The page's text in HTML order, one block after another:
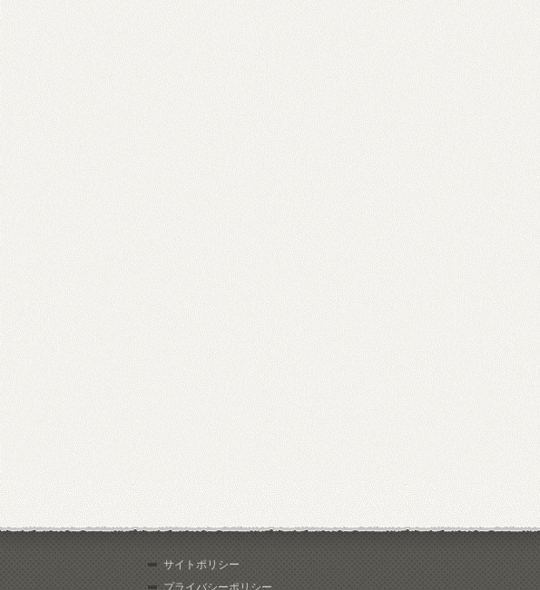
サイトポリシー
プライバシーポリシー